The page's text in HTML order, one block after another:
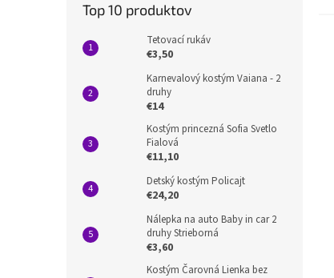
Top 10 produktov
Tetovací rukáv
€3,50
Karnevalový kostým Vaiana - 2
druhy
€14
Kostým princezná Sofia Svetlo
Fialová
€11,10
Detský kostým Policajt
€24,20
Nálepka na auto Baby in car 2
druhy Strieborná
€3,60
Kostým Čarovná Lienka bez